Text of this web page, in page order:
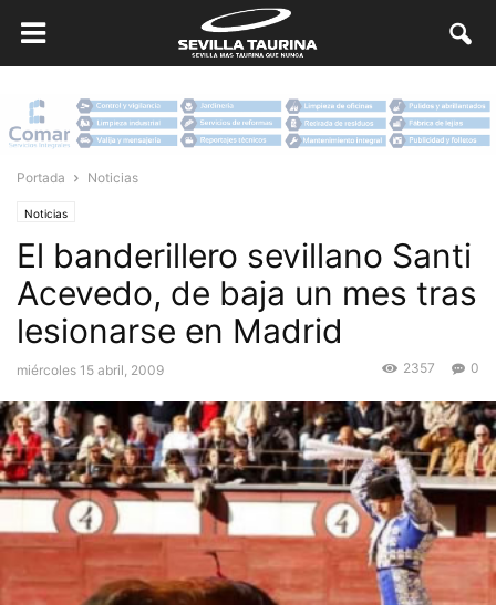
Portada Noticias
Noticias
El banderillero sevillano Santi
Acevedo, de baja un mes tras
lesionarse en Madrid
miércoles 15 abril, 2009 0
2357